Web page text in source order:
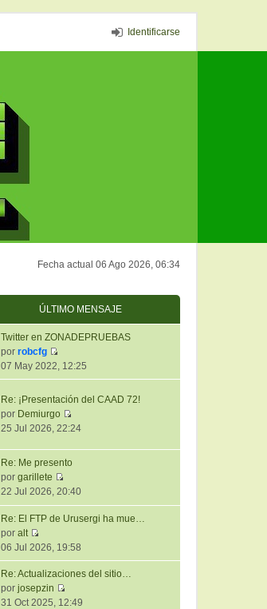
Identificarse
Fecha actual 06 Ago 2026, 06:34
ÚLTIMO MENSAJE
Twitter en ZONADEPRUEBAS
porrobcfg
V
e
ú
l
t
i
m
o
m
e
n
a
j
e
07 May 2022, 12:25
Re: ¡Presentación del CAAD 72!
por Demiurgo
V
r
t
m
m
s
25 Jul 2026, 22:24
Re: Me presento
porgarillete
V
r
l
t
i
m
o
22 Jul 2026, 20:40
Re: El FTP de Urusergi ha mue…
poralt
V
e
r
ú
l
06 Jul 2026, 19:58
Re: Actualizaciones del sitio…
porjosepzin
V
31 Oct 2025, 12:49